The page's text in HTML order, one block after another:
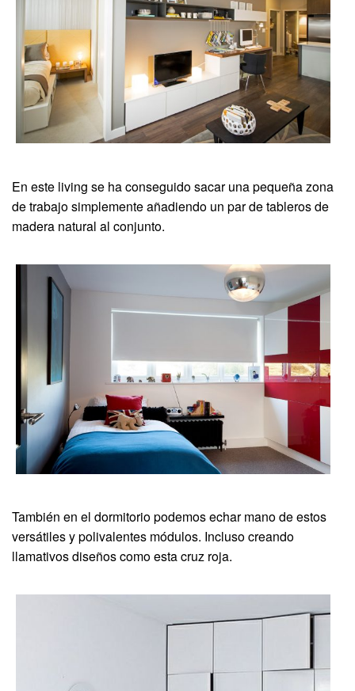
En este living se ha conseguido sacar una pequeña zona
de trabajo simplemente añadiendo un par de tableros de
madera natural al conjunto.
También en el dormitorio podemos echar mano de estos
versátiles y polivalentes módulos. Incluso creando
llamativos diseños como esta cruz roja.